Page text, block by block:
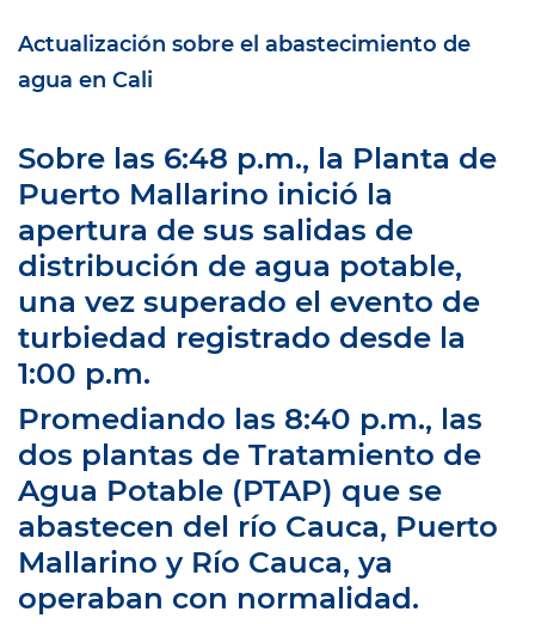
Actualización sobre el abastecimiento de
agua en Cali
Sobre las 6:48 p.m., la Planta de
Puerto Mallarino inició la
apertura de sus salidas de
distribución de agua potable,
una vez superado el evento de
turbiedad registrado desde la
1:00 p.m.
Promediando las 8:40 p.m., las
dos plantas de Tratamiento de
Agua Potable (PTAP) que se
abastecen del río Cauca, Puerto
Mallarino y Río Cauca, ya
operaban con normalidad.